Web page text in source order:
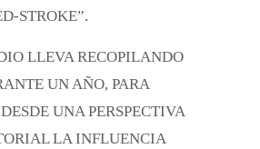
STROKE”.
LLEVA RECOPILANDO
UN AÑO, PARA
UNA PERSPECTIVA
LA INFLUENCIA